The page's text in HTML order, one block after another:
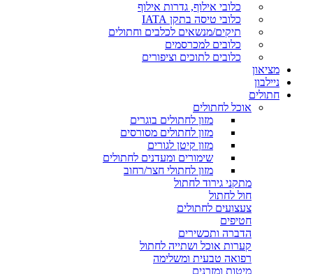
כלובי אילוף, גדרות אילוף
כלובי טיסה בתקן IATA
תיקים/מנשאים לכלבים וחתולים
כלובים למכרסמים
כלובים לתוכים וציפורים
מציאון
ניילבון
חתולים
אוכל לחתולים
מזון לחתולים בוגרים
מזון לחתולים מסורסים
מזון קיטן לגורים
שימורים ומעדנים לחתולים
מזון לחתולי חצר/רחוב
מתקני גירוד לחתול
חול לחתול
צעצועים לחתולים
חטיפים
הדברה ותכשירים
קערות אוכל ושתייה לחתול
רפואה טבעית ומשלימה
מיטות ומזרנים